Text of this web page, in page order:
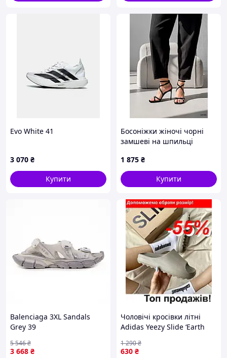
Evo White 41
3 070 ₴
Купити
Босоніжки жіночі чорні
замшеві на шпильці
1 875 ₴
Купити
Balenciaga 3XL Sandals
Grey 39
3 668 ₴
5 546₴
Чоловічі кросівки літні
Adidas Yeezy Slide ‘Earth
630 ₴
1 290₴